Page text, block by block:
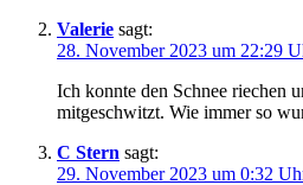
Valerie sagt:
28. November 2023 um 22:29
Ich konnte den Schnee riechen
mitgeschwitzt. Wie immer so
C Stern sagt:
29. November 2023 um 0:32